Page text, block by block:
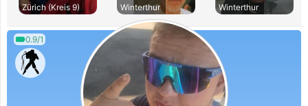
Zürich (Kreis 9)
Winterthur
Winterthur
0.9/1